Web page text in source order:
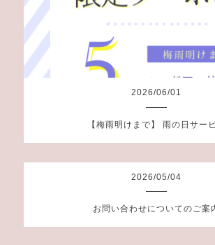
2026/06/01
【梅雨明けまで】 雨の日サー
2026/05/04
お問い合わせについてのご案